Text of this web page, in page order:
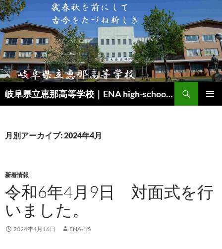
岐阜県立恵那高等学校｜ENA high-school｜SSH（スーパーサイエンスハイスクール）
索
ン
キ
プ
月別アーカイブ: 2024年4月
新着情報
令和6年4月9日 対面式を行
いました。
2024年4月16日 ENA-HS